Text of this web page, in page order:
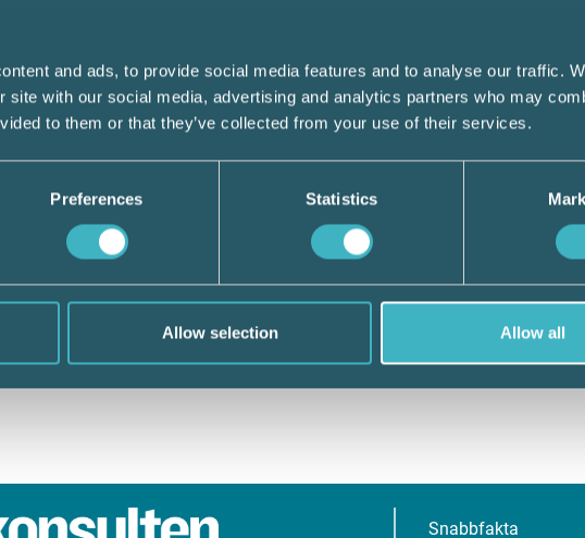
and ads, to provide social media features and to analyse our traffic.
site with our social media, advertising and analytics partners who may
to them or that they’ve collected from your use of their services.
Preferences Statistics
Allow selection Allow all
Snabbfakta